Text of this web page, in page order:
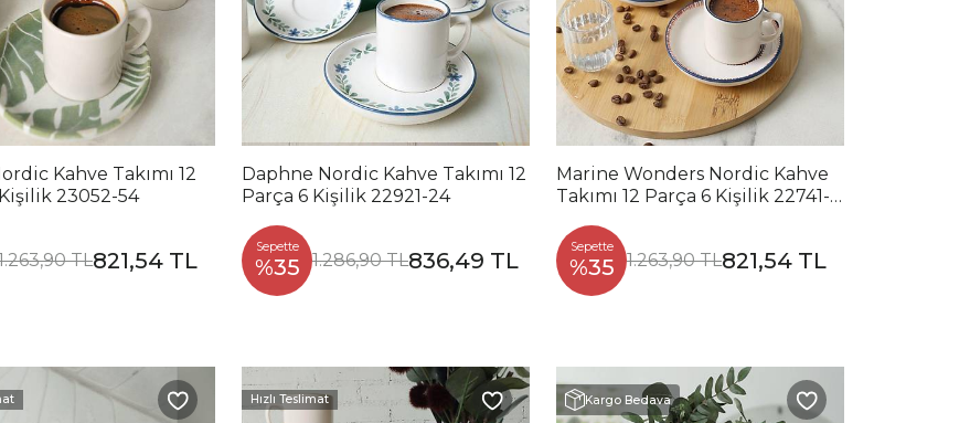
Kahve Takımı 12
23052-54
TL821,54 TL
Daphne Nordic Kahve Takımı 12
Parça 6 Kişilik 22921-24
Sepette
%35 1.286,90 TL836,49 TL
Marine Wonders Nordic Kahve
Takımı 12 Parça 6 Kişilik 22741-
Sepette
%35 1.263,90 TL821,54 TL
Hızlı Teslimat Kargo Bedava